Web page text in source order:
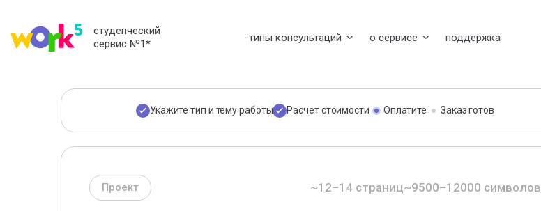
студенческий
сервис №1* типы консультаций о сервисе поддержка
Укажите тип и тему работы Расчет стоимости Оплатите Заказ готов
Проект ~12–14 страниц~9500–12000 символов